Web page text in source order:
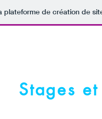
plateforme de création de
Stages